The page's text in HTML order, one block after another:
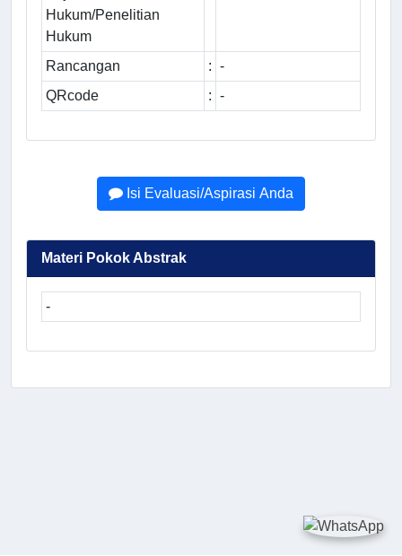
Hukum/Penelitian
Hukum
Rancangan : -
QRcode
: -
Isi Evaluasi/Aspirasi Anda
Materi Pokok Abstrak
-